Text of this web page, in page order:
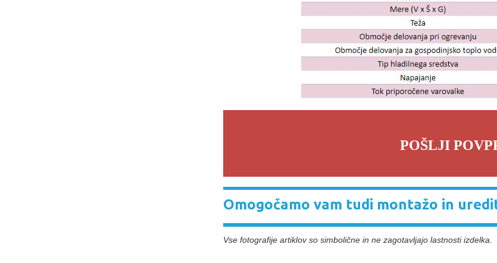
POŠLJI
Omogočamo vam tudi montažo in
Vse fotografije artiklov so simbolične in ne zagotavljajo lastnosti izdelka.